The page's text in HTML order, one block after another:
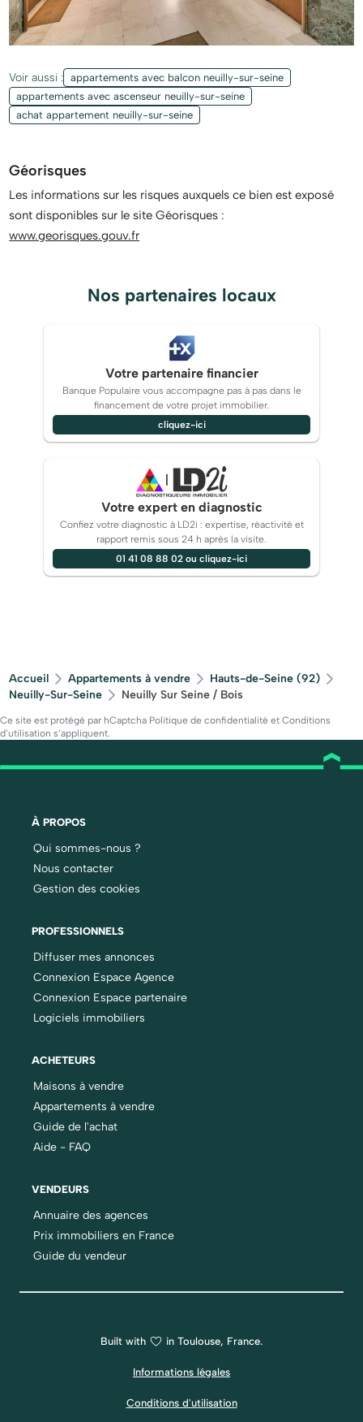
Voir aussi :
appartements avec balcon neuilly-sur-seine
appartements avec ascenseur neuilly-sur-seine
achat appartement neuilly-sur-seine
Géorisques
Les informations sur les risques auxquels ce bien est exposé
sont disponibles sur le site Géorisques :
www.georisques.gouv.fr
Nos partenaires locaux
Votre partenaire financier
Banque Populaire vous accompagne pas à pas dans le
financement de votre projet immobilier.
cliquez-ici
Votre expert en diagnostic
Confiez votre diagnostic à LD2i : expertise, réactivité et
rapport remis sous 24 h après la visite.
01 41 08 88 02 ou cliquez-ici
Accueil Appartements à vendre
Hauts-de-Seine (92)
Neuilly-Sur-Seine
Neuilly Sur Seine / Bois
Ce site est protégé par hCaptcha Politique de confidentialité et Conditions
d’utilisation s’appliquent.
À PROPOS
Qui sommes-nous ?
Nous contacter
Gestion des cookies
PROFESSIONNELS
Diffuser mes annonces
Connexion Espace Agence
Connexion Espace partenaire
Logiciels immobiliers
ACHETEURS
Maisons à vendre
Appartements à vendre
Guide de l'achat
Aide - FAQ
VENDEURS
Annuaire des agences
Prix immobiliers en France
Guide du vendeur
Built with in Toulouse, France.
Informations légales
Conditions d'utilisation